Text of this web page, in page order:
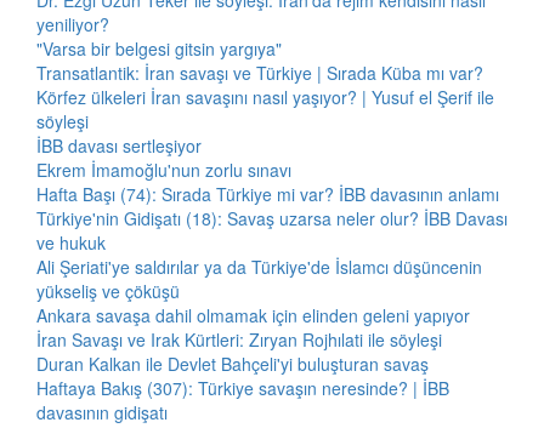
yeniliyor?
"Varsa bir belgesi gitsin yargıya"
Transatlantik: İran savaşı ve Türkiye | Sırada Küba mı var?
Körfez ülkeleri İran savaşını nasıl yaşıyor? | Yusuf el Şerif ile
söyleşi
İBB davası sertleşiyor
Ekrem İmamoğlu'nun zorlu sınavı
Hafta Başı (74): Sırada Türkiye mi var? İBB davasının anlamı
Türkiye'nin Gidişatı (18): Savaş uzarsa neler olur? İBB Davası
ve hukuk
Ali Şeriati'ye saldırılar ya da Türkiye'de İslamcı düşüncenin
yükseliş ve çöküşü
Ankara savaşa dahil olmamak için elinden geleni yapıyor
İran Savaşı ve Irak Kürtleri: Zıryan Rojhılati ile söyleşi
Duran Kalkan ile Devlet Bahçeli'yi buluşturan savaş
Haftaya Bakış (307): Türkiye savaşın neresinde? | İBB
davasının gidişatı